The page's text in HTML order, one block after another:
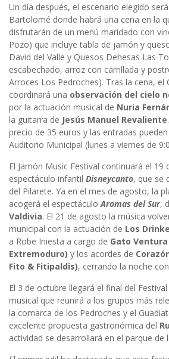
Un día después, el escenario elegido
Bartolomé donde habrá una cena en la
disfrutarán de un menú maridado con
Pozo) que incluye tabla de jamón y
David del Valle y Quesos Dehesas Las
escabechado, arroz con carrillada y
Arroces Los Pedroches). Tras la cena, el
coordinará una observación del cielo
por la actuación musical de Nuria
la guitarra de Jesús Manuel Revaliente
precio de 35 euros y las entradas
Auditorio Municipal (lunes a viernes de
El Jamón Music Festival continuará el 19
espectáculo infantil Disneycanto, que se
del Pilarete. Ya en el mes de agosto, la
acogerá el espectáculoAromas del Sur,
Valdivia. El 21 de agosto la música
municipal con la actuación de Los
a Robe Iniesta a cargo de Gato
Extremoduro) y los acordes de
Fito & Fitipaldis), cerrando la noche
El 3 de octubre llegará el final del
musical que reunirá a los grupos más
la comarca de los Pedroches y el
excelente propuesta gastronómica del
actividad se desarrollará en el parque de